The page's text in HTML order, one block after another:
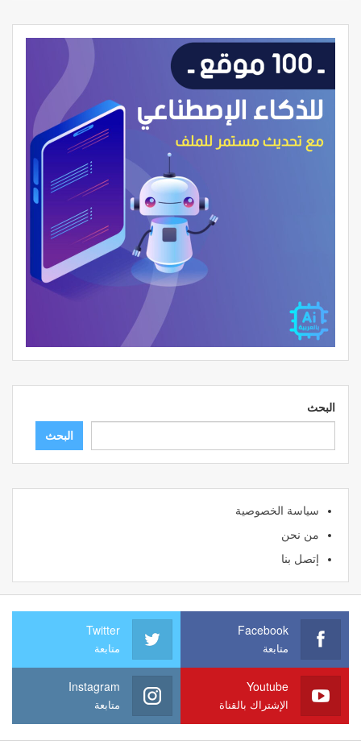
البحث
البحث
سياسة الخصوصية
من نحن
إتصل بنا
Facebook
متابعة
Twitter
متابعة
Youtube
الإشتراك بالقناة
Instagram
متابعة